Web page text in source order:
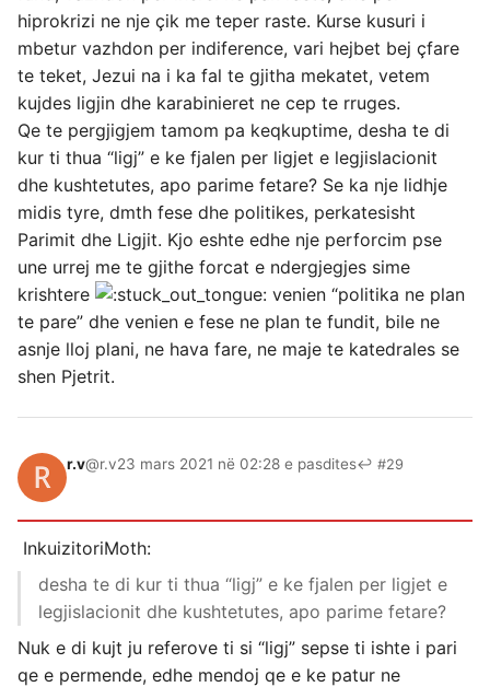
hiprokrizi ne nje çik me teper raste. Kurse kusuri i
mbetur vazhdon per indiference, vari hejbet bej çfare
te teket, Jezui na i ka fal te gjitha mekatet, vetem
kujdes ligjin dhe karabinieret ne cep te rruges.
Qe te pergjigjem tamom pa keqkuptime, desha te di
kur ti thua “ligj” e ke fjalen per ligjet e legjislacionit
dhe kushtetutes, apo parime fetare? Se ka nje lidhje
midis tyre, dmth fese dhe politikes, perkatesisht
Parimit dhe Ligjit. Kjo eshte edhe nje perforcim pse
une urrej me te gjithe forcat e ndergjegjes sime
krishtere
venien “politika ne plan
te pare” dhe venien e fese ne plan te fundit, bile ne
asnje lloj plani, ne hava fare, ne maje te katedrales se
shen Pjetrit.
r.v@r.v23 mars 2021 në 02:28 e pasdites↩ #29
InkuizitoriMoth:
desha te di kur ti thua “ligj” e ke fjalen per ligjet e
legjislacionit dhe kushtetutes, apo parime fetare?
Nuk e di kujt ju referove ti si “ligj” sepse ti ishte i pari
qe e permende, edhe mendoj qe e ke patur ne